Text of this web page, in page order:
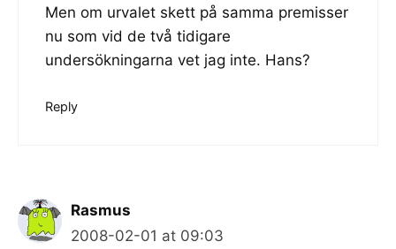
Men om urvalet skett på samma premisser
nu som vid de två tidigare
undersökningarna vet jag inte. Hans?
Reply
Rasmus
2008-02-01 at 09:03